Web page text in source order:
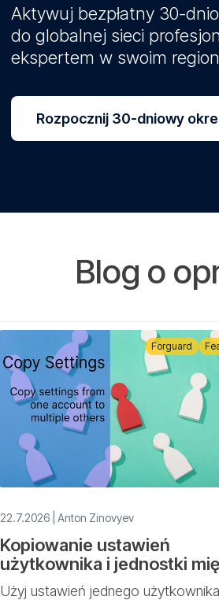
Aktywuj bezpłatny 30-
do globalnej sieci
ekspertem w swoim
Rozpocznij 30-dniowy
Blog o
22.7.2026 | Anton Zinovyev
Kopiowanie ustawień
użytkownika i jednostki
kontami Forguard
Użyj ustawień jednego
Forguard